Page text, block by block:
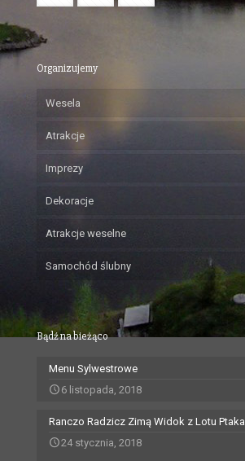
Organizujemy
Wesela
Atrakcje
Imprezy
Dekoracje
Atrakcje weselne
Samochód ślubny
Bądź na bieżąco
Menu Sylwestrowe
6 listopada, 2018
Ranczo Radzicz Zimą Widok z Lotu Ptaka
24 stycznia, 2018